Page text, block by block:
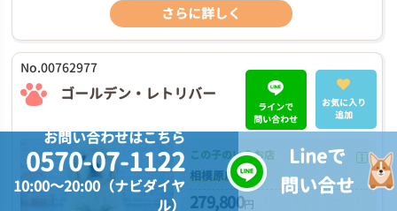
さらに詳しく
No.00762977
ゴールデン・レトリバー
ラインで
問い合わせ
お気に入り
追加
この子のいるお店
相模原店
279,800円
お問い合わせはこちら
0570-07-1122
10:00～20:00（ナビダイヤ
ル）
Lineで
問い合せ